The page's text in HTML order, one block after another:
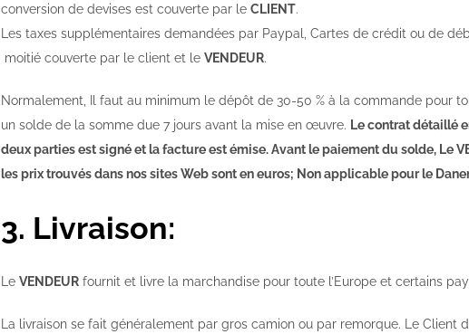
conversion de devises est couverte par le CLIENT.
Les taxes supplémentaires demandées par Paypal, Cartes de crédit ou de
moitié couverte par le client et le VENDEUR.
Normalement, Il faut au minimum le dépôt de 30-50 % à la commande pour
un solde de la somme due 7 jours avant la mise en œuvre. Le contrat détaillé
deux parties est signé et la facture est émise. Avant le paiement du solde, Le
les prix trouvés dans nos sites Web sont en euros; Non applicable pour le
3. Livraison:
Le VENDEUR fournit et livre la marchandise pour toute l’Europe et certains
La livraison se fait généralement par gros camion ou par remorque. Le Client